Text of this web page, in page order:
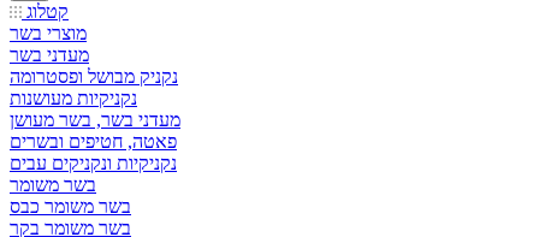
קטלוג
מוצרי בשר
מעדני בשר
נקניק מבושל ופסטרומה
נקניקיות מעושנות
מעדני בשר, בשר מעושן
פאטה, חטיפים ובשרים
נקניקיות ונקניקים עבים
בשר משומר
בשר משומר כבס
בשר משומר בקר